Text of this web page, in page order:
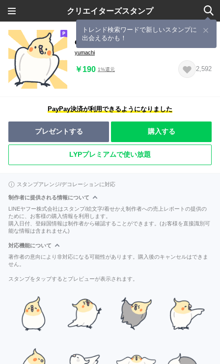
クリエイターズスタンプ
トレンド検索ワードで新しいスタンプに
出会えるかも！
chupo cocktail bird
yumachi
￥190 1%還元 2,592
PayPay決済が利用できるようになりました
プレゼントする 購入する
LYPプレミアムで使い放題
スタンプアレンジ/デコレーションに対応
制作者に提供される情報について
LINEヤフー株式会社はスタンプ/絵文字/着せかえ制作者への売上レポートの提供の
ために、お客様の購入情報を利用します。
購入日付、登録国情報は制作者から確認することができます。(お客様を直接識別可
能な情報は含まれません)
対応機能について
著作者の意向により非対応になる可能性があります。購入後のキャンセルはできま
せん。
スタンプをタップするとプレビューが表示されます。